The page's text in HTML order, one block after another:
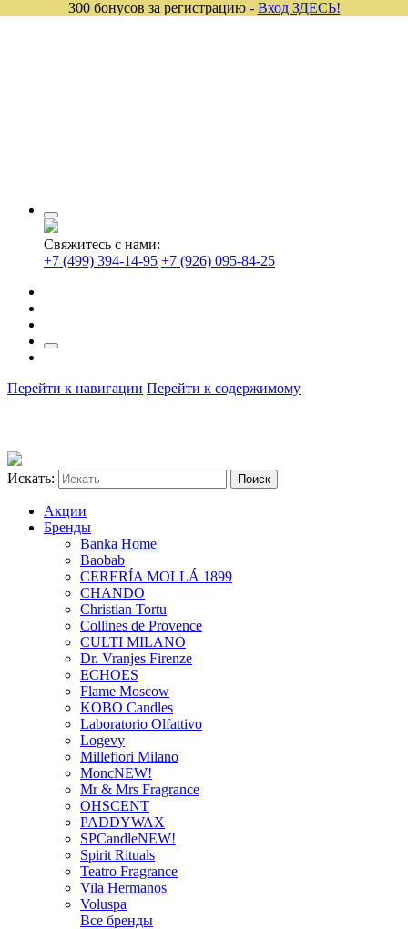
Свяжитесь с нами:
+7 (499) 394-14-95 +7 (926) 095-84-25
Перейти к навигации Перейти к содержимому
Искать:
Акции
Бренды
Banka Home
Baobab
CERERÍA MOLLÁ 1899
CHANDO
Christian Tortu
Collines de Provence
CULTI MILANO
Dr. Vranjes Firenze
ECHOES
Flame Moscow
KOBO Candles
Laboratorio Olfattivo
Logevy
Millefiori Milano
MoncNEW!
Mr & Mrs Fragrance
OHSCENT
PADDYWAX
SPCandleNEW!
Spirit Rituals
Teatro Fragrance
Vila Hermanos
Voluspa
Все бренды
300 бонусов за регистрацию - Вход ЗДЕСЬ!